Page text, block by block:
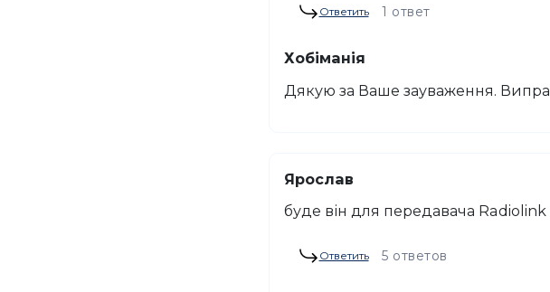
Ответить 1 ответ
Хобіманія
Дякую за Ваше зауваження.
Ярослав
буде він для передавача Radiolink
Ответить 5 ответов